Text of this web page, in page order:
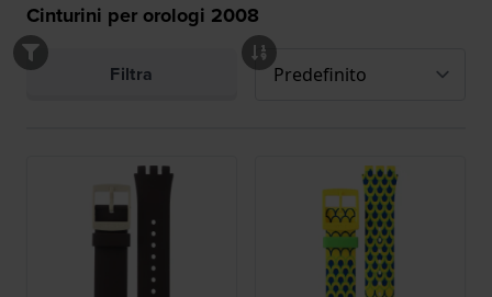
Cinturini per orologi 2008
Filtra